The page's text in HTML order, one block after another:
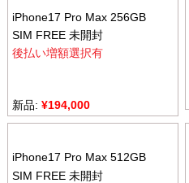
iPhone17 Pro Max 256GB
SIM FREE 未開封
後払い増額選択有
新品: ¥194,000
iPhone17 Pro Max 512GB
SIM FREE 未開封